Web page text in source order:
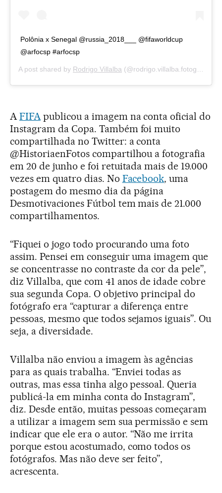
Polônia x Senegal @russia_2018___ @fifaworldcup
@arfocsp #arfocsp
A post shared by Rodrigo Villalba (@rodrigo.villalba.fotografia) on
AFIFApublicou a imagem na conta oficial do
Instagram da Copa. Também foi muito
compartilhada no Twitter: a conta
@HistoriaenFotos compartilhou a fotografia
em 20 de junho e foi retuitada mais de 19.000
vezes em quatro dias. No Facebook, uma
postagem do mesmo dia da página
Desmotivaciones Fútbol tem mais de 21.000
compartilhamentos.
“Fiquei o jogo todo procurando uma foto
assim. Pensei em conseguir uma imagem que
se concentrasse no contraste da cor da pele”,
diz Villalba, que com 41 anos de idade cobre
sua segunda Copa. O objetivo principal do
fotógrafo era “capturar a diferença entre
pessoas, mesmo que todos sejamos iguais”. Ou
seja, a diversidade.
Villalba não enviou a imagem às agências
para as quais trabalha. “Enviei todas as
outras, mas essa tinha algo pessoal. Queria
publicá-la em minha conta do Instagram”,
diz. Desde então, muitas pessoas começaram
a utilizar a imagem sem sua permissão e sem
indicar que ele era o autor. “Não me irrita
porque estou acostumado, como todos os
fotógrafos. Mas não deve ser feito”,
acrescenta.